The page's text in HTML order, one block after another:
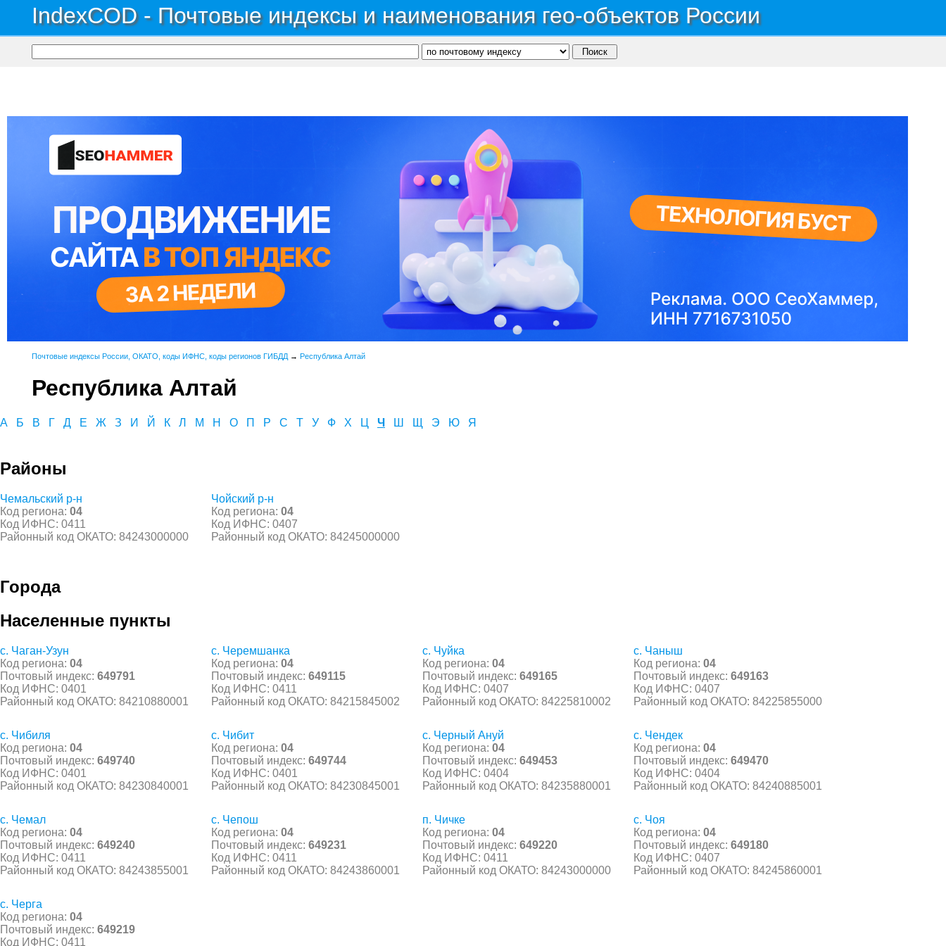
IndexCOD - Почтовые индексы и наименования гео-объектов России
Почтовые индексы России, ОКАТО, коды ИФНС, коды регионов ГИБДД → Республика Алтай
Республика Алтай
А Б В Г Д Е Ж З И Й К Л М Н О П Р С Т У Ф Х Ц Ч Ш Щ Э Ю Я
Районы
Чемальский р-н
Код региона: 04
Код ИФНС: 0411
Районный код ОКАТО: 84243000000
Чойский р-н
Код региона: 04
Код ИФНС: 0407
Районный код ОКАТО: 84245000000
Города
Населенные пункты
с. Чаган-Узун
Код региона: 04
Почтовый индекс: 649791
Код ИФНС: 0401
Районный код ОКАТО: 84210880001
с. Черемшанка
Код региона: 04
Почтовый индекс: 649115
Код ИФНС: 0411
Районный код ОКАТО: 84215845002
с. Чуйка
Код региона: 04
Почтовый индекс: 649165
Код ИФНС: 0407
Районный код ОКАТО: 84225810002
с. Чаныш
Код региона: 04
Почтовый индекс: 649163
Код ИФНС: 0407
Районный код ОКАТО: 84225855000
с. Чибиля
Код региона: 04
Почтовый индекс: 649740
Код ИФНС: 0401
Районный код ОКАТО: 84230840001
с. Чибит
Код региона: 04
Почтовый индекс: 649744
Код ИФНС: 0401
Районный код ОКАТО: 84230845001
с. Черный Ануй
Код региона: 04
Почтовый индекс: 649453
Код ИФНС: 0404
Районный код ОКАТО: 84235880001
с. Чендек
Код региона: 04
Почтовый индекс: 649470
Код ИФНС: 0404
Районный код ОКАТО: 84240885001
с. Чемал
Код региона: 04
Почтовый индекс: 649240
Код ИФНС: 0411
Районный код ОКАТО: 84243855001
с. Чепош
Код региона: 04
Почтовый индекс: 649231
Код ИФНС: 0411
Районный код ОКАТО: 84243860001
п. Чичке
Код региона: 04
Почтовый индекс: 649220
Код ИФНС: 0411
Районный код ОКАТО: 84243000000
с. Чоя
Код региона: 04
Почтовый индекс: 649180
Код ИФНС: 0407
Районный код ОКАТО: 84245860001
с. Черга
Код региона: 04
Почтовый индекс: 649219
Код ИФНС: 0411